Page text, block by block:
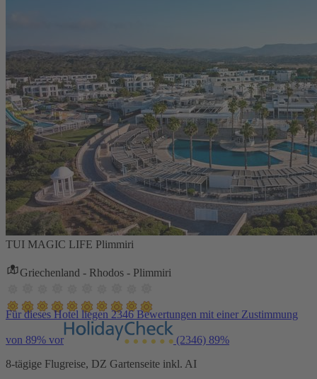
TUI MAGIC LIFE Plimmiri
Griechenland - Rhodos - Plimmiri
Für dieses Hotel liegen 2346 Bewertungen mit einer Zustimmung
von 89% vor (2346) 89%
8-tägige Flugreise, DZ Gartenseite inkl. AI